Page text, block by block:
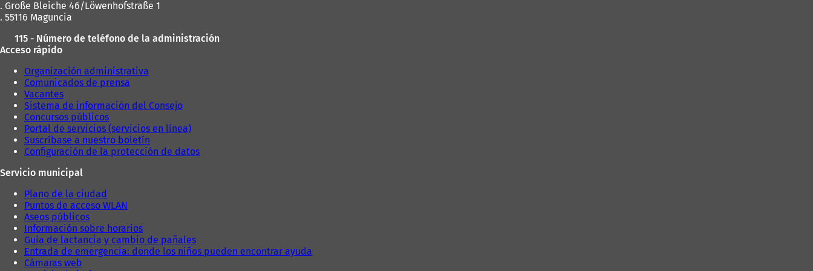
. Große Bleiche 46/Löwenhofstraße 1
. 55116 Maguncia
115 - Número de teléfono de la administración
Acceso rápido
Organización administrativa
Comunicados de prensa
Vacantes
Sistema de información del Consejo
Concursos públicos
Portal de servicios (servicios en línea)
Suscríbase a nuestro boletín
Configuración de la protección de datos
Servicio municipal
Plano de la ciudad
Puntos de acceso WLAN
Aseos públicos
Información sobre horarios
Guía de lactancia y cambio de pañales
Entrada de emergencia: donde los niños pueden encontrar ayuda
Cámaras web